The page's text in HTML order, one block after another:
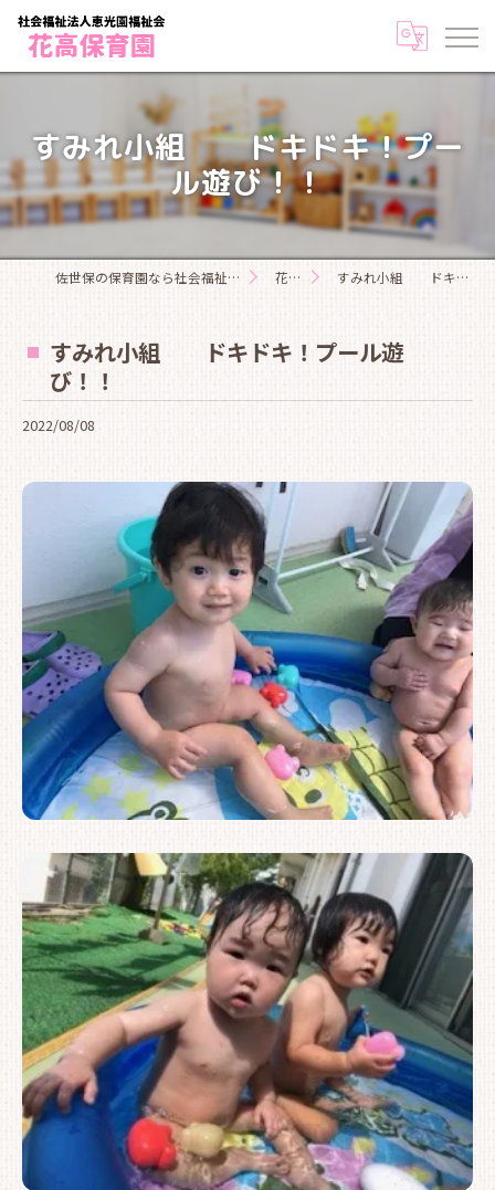
すみれ小組 ドキドキ！プー
ル遊び！！
佐世保の保育園なら社会福祉法人恵光園福祉会花高保育園 花高日記 すみれ小組 ドキドキ！プール遊び！！
すみれ小組 ドキドキ！プール遊
び！！
2022/08/08